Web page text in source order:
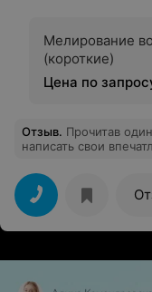
Мелирование
(короткие)
Цена по
Отзыв. Прочитав
написать свои
около полу года
Осталась в
попробовать тут
уехала на пмж в
мастера Натальи.
девочка, очень